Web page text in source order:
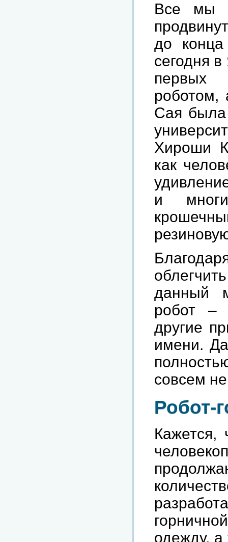
Все мы
до
сегодня
первых
Сая была
Хироши
как
и
данный
робот –
другие
имени.
совсем
Робот-
Кажется,
одежду, а